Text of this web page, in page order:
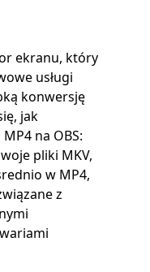
ekranu, który
usługi
konwersję
jak
na OBS:
pliki MKV,
w MP4,
z